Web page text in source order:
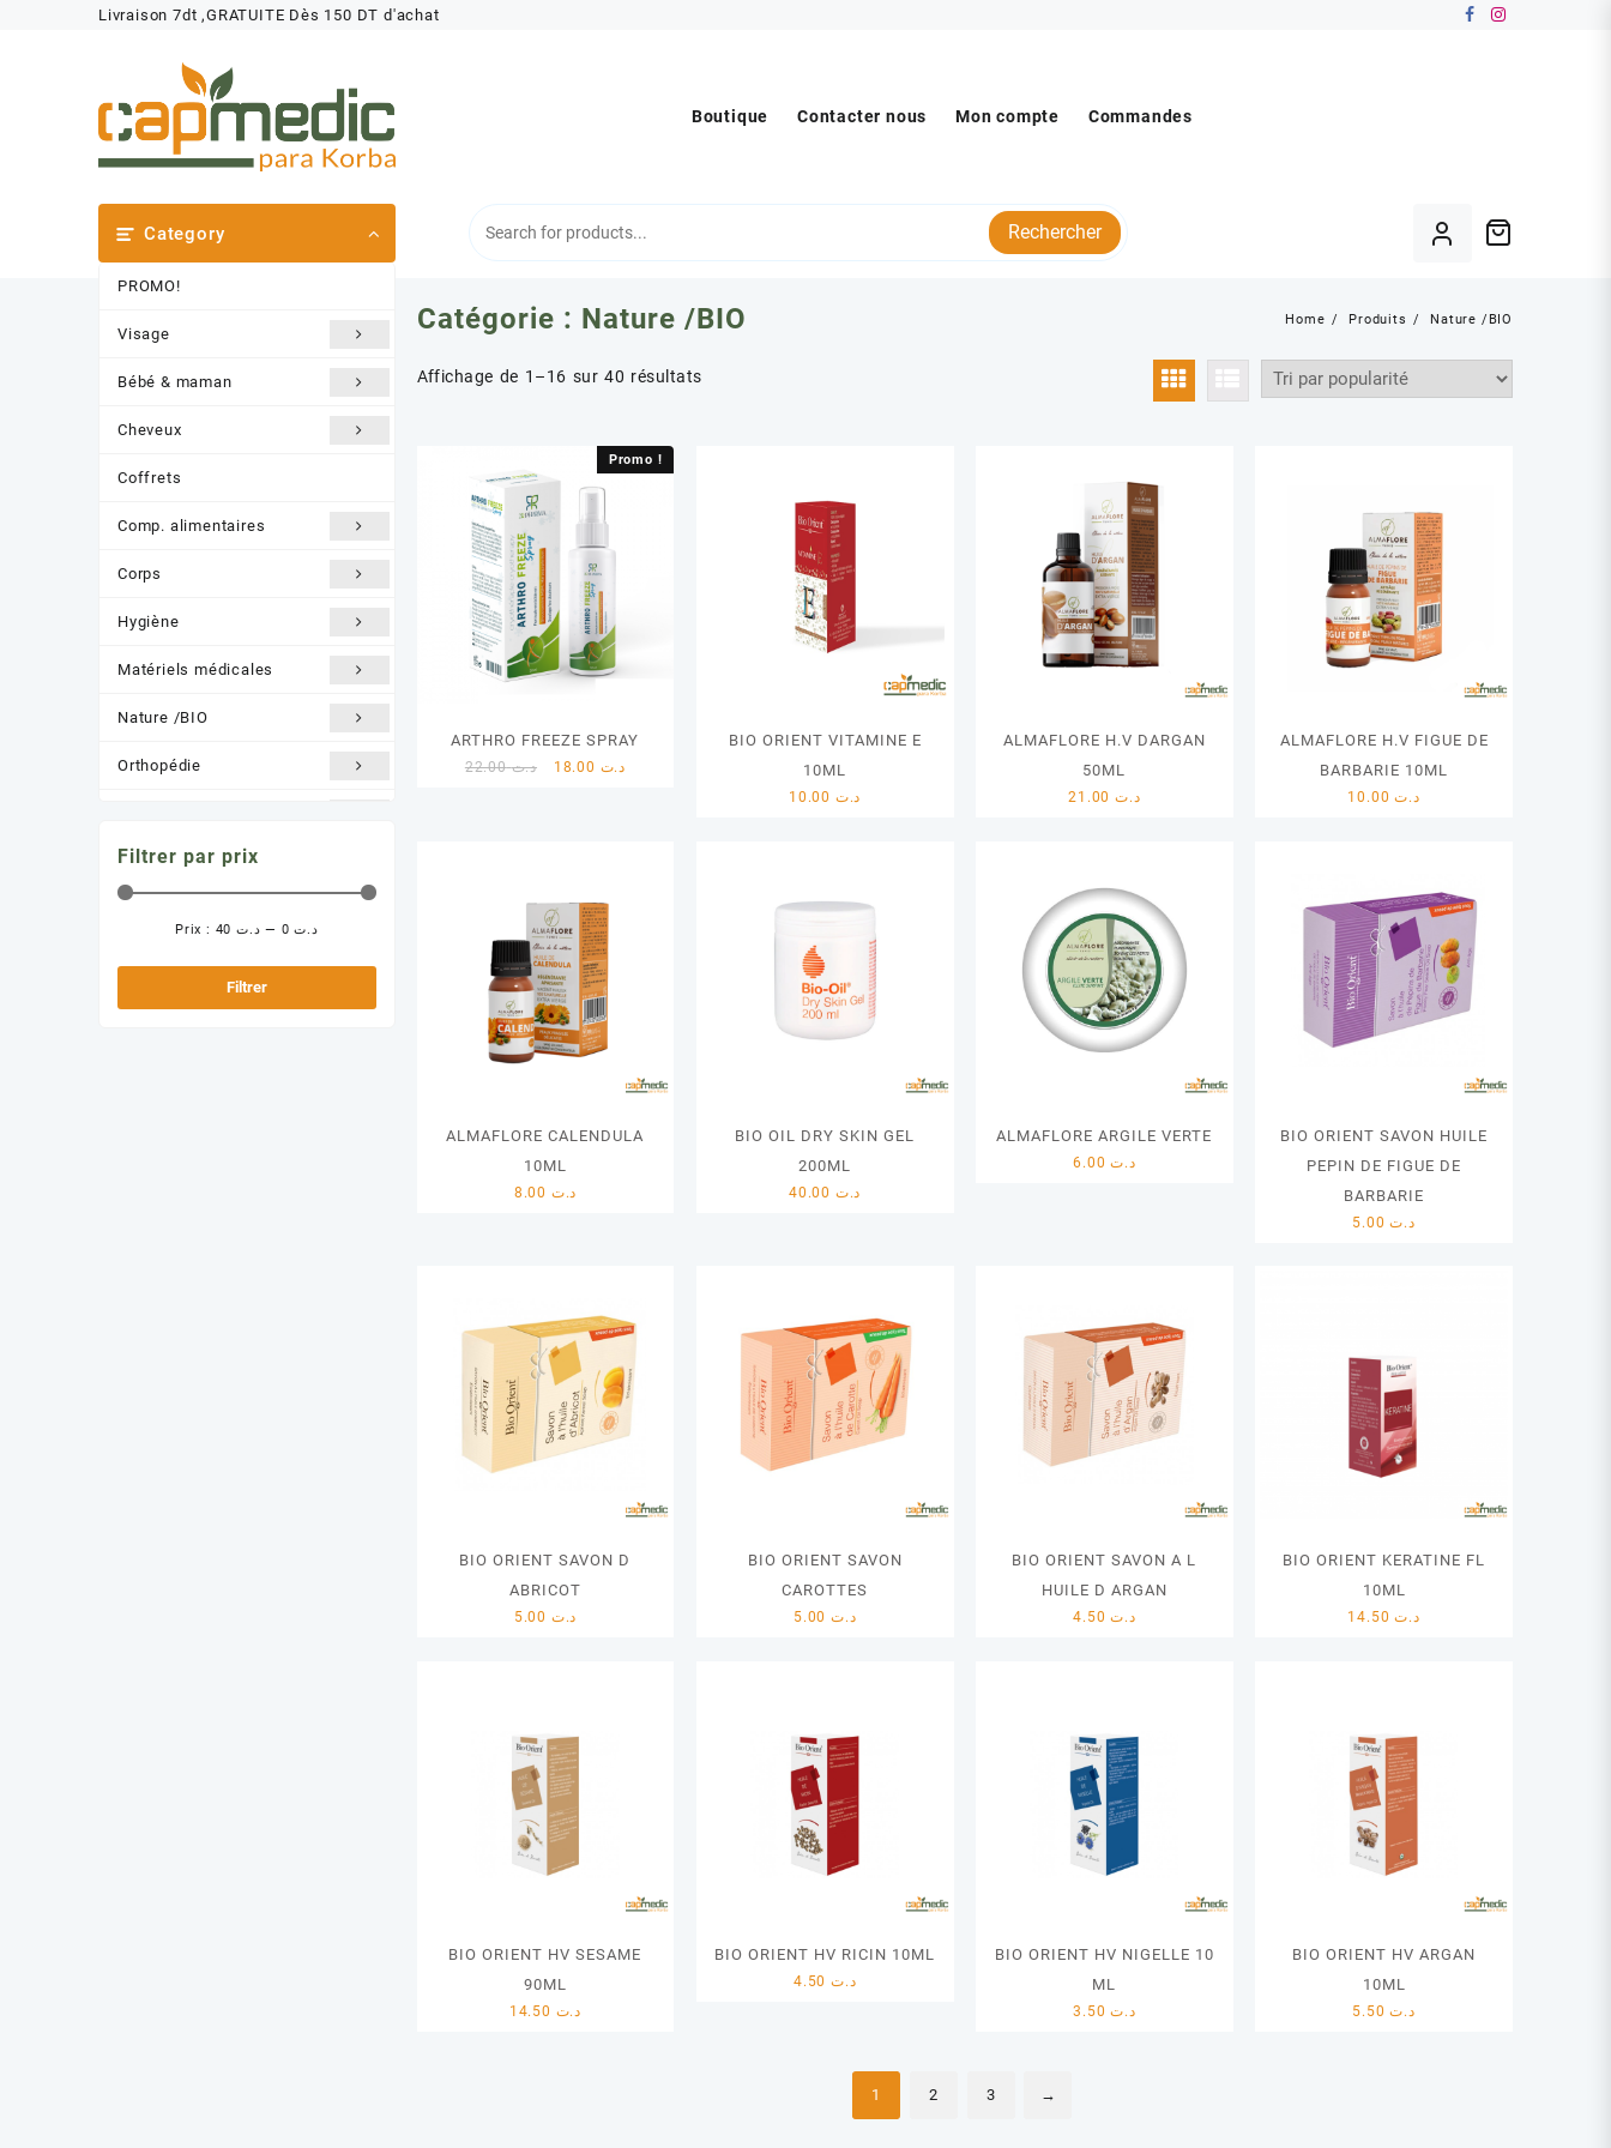
Livraison 7dt ,GRATUITE Dès 150 DT d'achat
Boutique Contacter nous Mon compte Commandes
Category
PROMO!
Visage
Bébé & maman
Cheveux
Coffrets
Comp. alimentaires
Corps
Hygiène
Matériels médicales
Nature /BIO
Orthopédie
Solaire
Rechercher
Catégorie : Nature /BIO Home Produits Nature /BIO
Affichage de 1–16 sur 40 résultatsTrié
Promo !
ARTHRO FREEZE SPRAY
د.ت22.00
Le
د.ت
BIO ORIENT VITAMINE E
10ML
د.ت
ALMAFLORE H.V DARGAN
50ML
د.ت21.00
ALMAFLORE H.V FIGUE DE
BARBARIE 10ML
د.ت10.00
ALMAFLORE CALENDULA
10ML
د.ت
BIO OIL DRY SKIN GEL
200ML
د.ت
ALMAFLORE ARGILE VERTE
د.ت6.00
BIO ORIENT SAVON HUILE
PEPIN DE FIGUE DE
BARBARIE
د.ت5.00
BIO ORIENT SAVON D
ABRICOT
د.ت
BIO ORIENT SAVON
CAROTTES
د.ت
BIO ORIENT SAVON A L
HUILE D ARGAN
د.ت4.50
BIO ORIENT KERATINE FL
10ML
د.ت14.50
BIO ORIENT HV SESAME
90ML
د.ت
BIO ORIENT HV RICIN 10ML
د.ت
BIO ORIENT HV NIGELLE 10
ML
د.ت3.50
BIO ORIENT HV ARGAN
10ML
د.ت5.50
1 2 3 →
Filtrer par prix
Filtrer
Prix : د.ت 0 — د.ت 40